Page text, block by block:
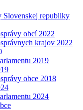
republiky
obcí 2022
krajov 2022
2019
obce 2018
2024